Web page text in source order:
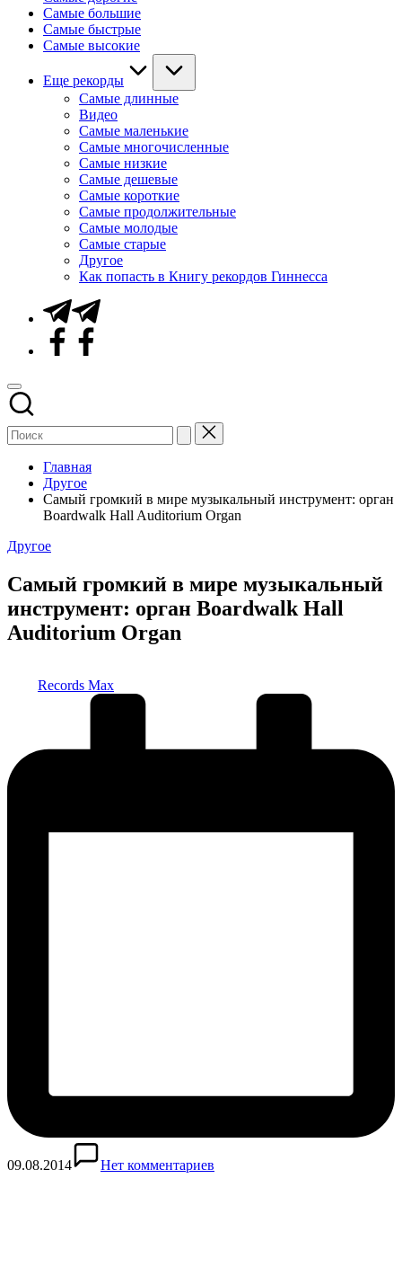
Самые большие
Самые быстрые
Самые высокие
Еще рекорды
Самые длинные
Видео
Самые маленькие
Самые многочисленные
Самые низкие
Самые дешевые
Самые короткие
Самые продолжительные
Самые молодые
Самые старые
Другое
Как попасть в Книгу рекордов Гиннесса
Telegram
Facebook
Главная
Другое
Самый громкий в мире музыкальный инструмент: орган
Boardwalk Hall Auditorium Organ
Опубликовано
Другое
Самый громкий в мире музыкальный
инструмент: орган Boardwalk Hall
Auditorium Organ
Records Max
09.08.2014 Нет комментариев